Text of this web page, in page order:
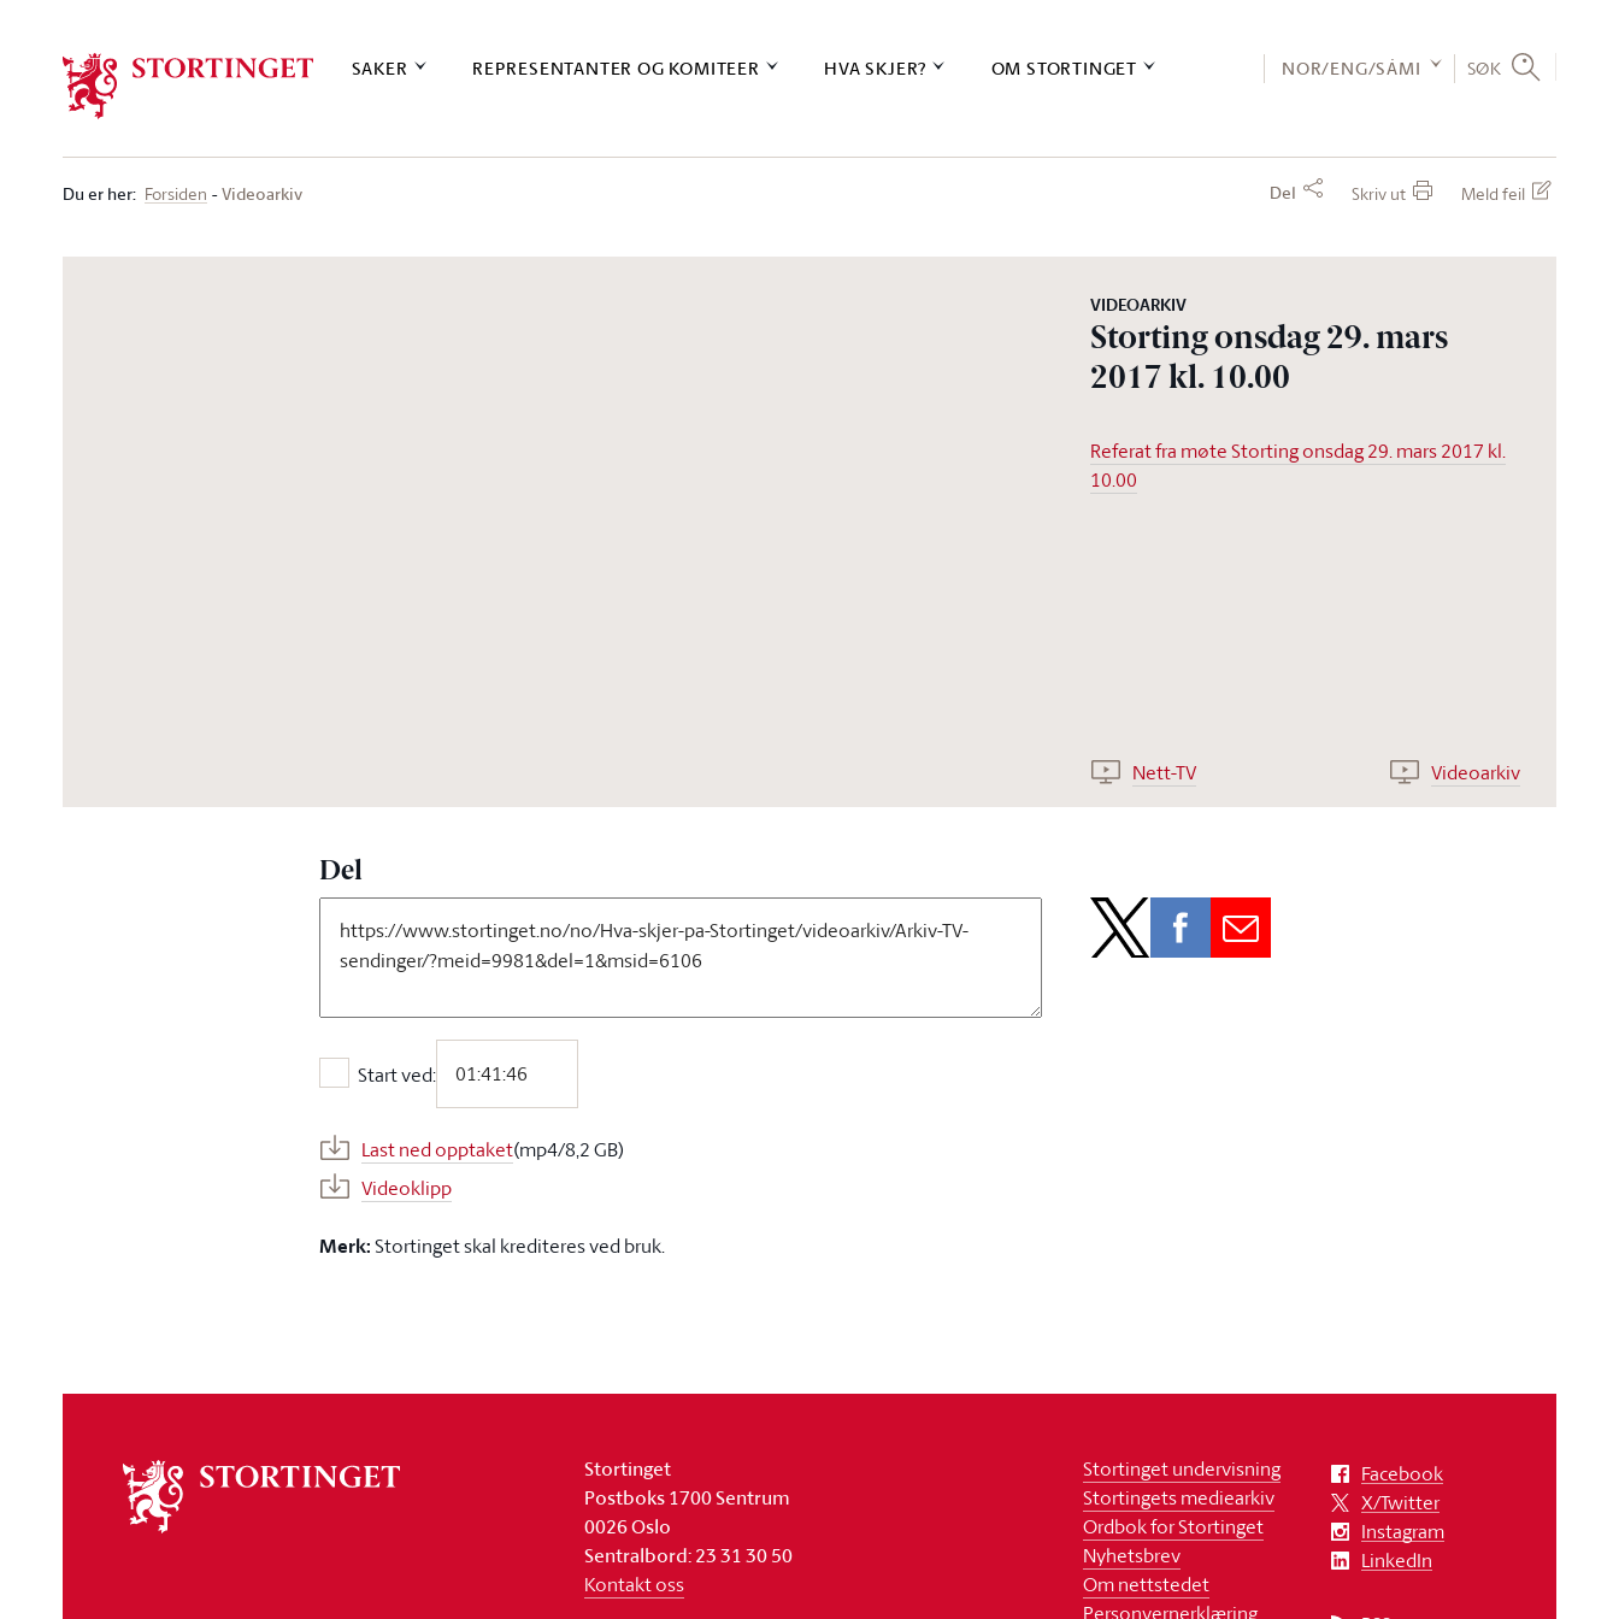
SAKER REPRESENTANTER OG KOMITEER HVA SKJER? OM STORTINGET NOR/ENG/SÁMI SØK
Du er her: Forsiden Videoarkiv Del Skriv ut Meld feil
VIDEOARKIV
Storting onsdag 29. mars
2017 kl. 10.00
Referat fra møte Storting onsdag 29. mars 2017 kl.
10.00
Nett-TV Videoarkiv
Del
Start ved:
Start ved:
Last ned opptaket(mp4/8,2 GB)
Videoklipp
Merk:Stortinget skal krediteres ved bruk.
stortinget
Stortinget
Postboks 1700 Sentrum
0026 Oslo
Sentralbord: 23 31 30 50
Kontakt oss
Stortinget undervisning
Stortingets mediearkiv
Ordbok for Stortinget
Nyhetsbrev
Om nettstedet
Personvernerklæring
Facebook
X/Twitter
Instagram
LinkedIn